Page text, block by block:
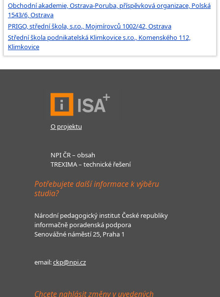
Obchodní akademie, Ostrava-Poruba, příspěvková organizace, Polská
1543/6, Ostrava
PRIGO, střední škola, s.r.o., Mojmírovců 1002/42, Ostrava
Střední škola podnikatelská Klimkovice s.r.o., Komenského 112,
Klimkovice
O projektu
NPI ČR – obsah
TREXIMA – technické řešení
Potřebujete další informace k výběru
studia?
Národní pedagogický institut České republiky
informačně poradenská podpora
Senovážné náměstí 25, Praha 1
email:ckp@npi.cz
Chcete nahlásit změny v uvedených